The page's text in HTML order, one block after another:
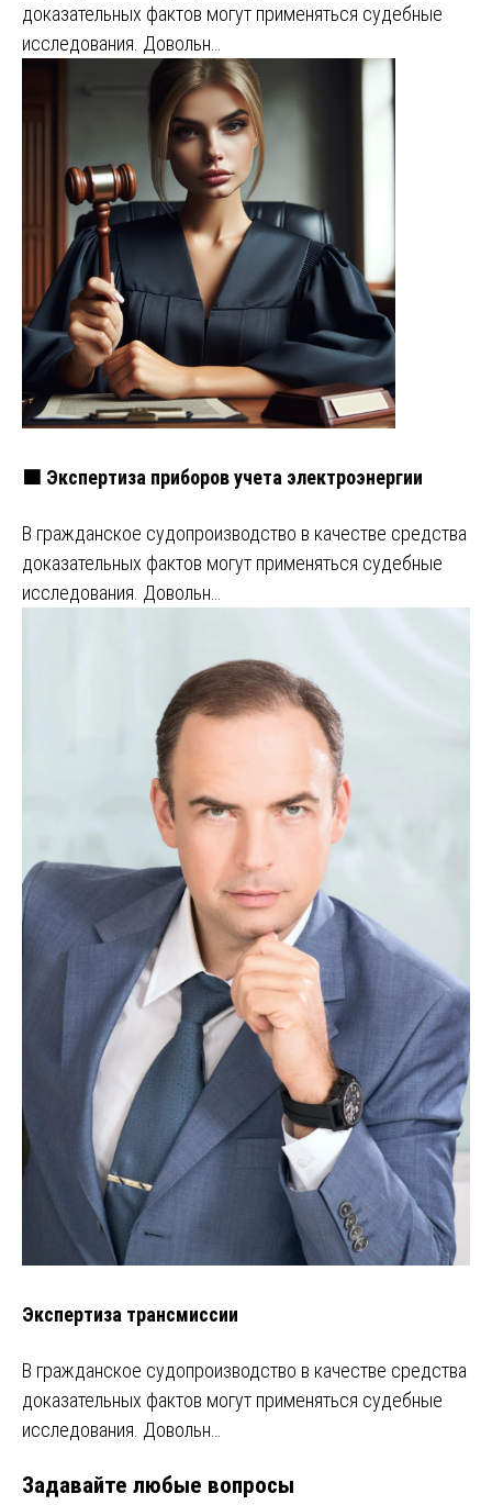
доказательных фактов могут применяться судебные
исследования. Довольн…
🟩 Экспертиза приборов учета электроэнергии
В гражданское судопроизводство в качестве средства
доказательных фактов могут применяться судебные
исследования. Довольн…
Экспертиза трансмиссии
В гражданское судопроизводство в качестве средства
доказательных фактов могут применяться судебные
исследования. Довольн…
Задавайте любые вопросы